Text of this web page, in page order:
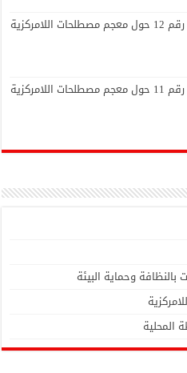
الدورة التشاركية رقم 12 حول معجم مصطلحات اللامركزية
الدورة التشاركية رقم 11 حول معجم مصطلحات اللامركزية
بالنظافة وحماية البيئة
المحلية